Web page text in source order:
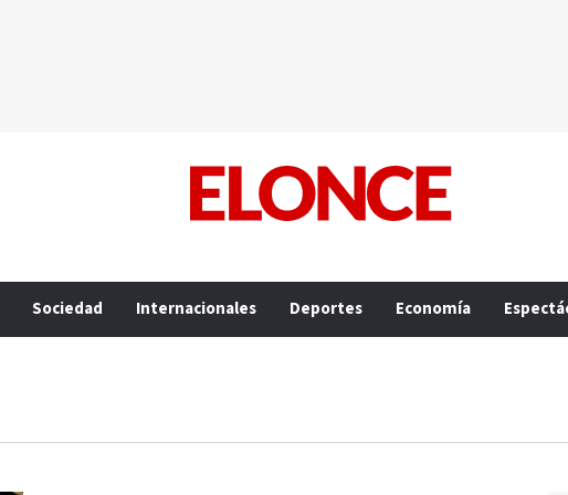
Sociedad Internacionales Deportes Economía